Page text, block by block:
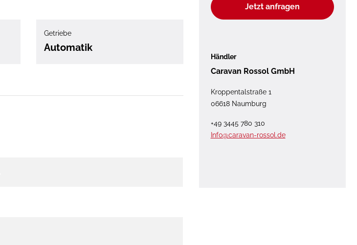
Jetzt anfragen
Händler
Caravan Rossol GmbH
Kroppentalstraße 1
06618 Naumburg
+49 3445 780 310
Info@caravan-rossol.de
Getriebe
Automatik